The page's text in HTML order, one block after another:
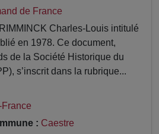
de France
Charles-Louis intitulé
en 1978. Ce document,
de la Société Historique du
s’inscrit dans la rubrique...
France
: Caestre